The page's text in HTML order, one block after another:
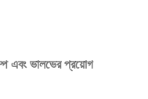
এবং ভালভের প্রয়োগ